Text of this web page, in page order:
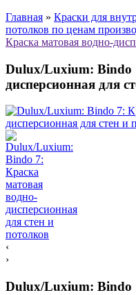
Главная » Краски для
потолков по ценам
Краска матовая водно-
Dulux/Luxium: Bindo
дисперсионная для
‹
›
Dulux/Luxium: Bindo